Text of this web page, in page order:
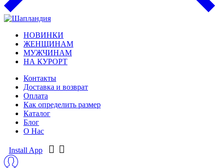
НОВИНКИ
ЖЕНЩИНАМ
МУЖЧИНАМ
НА КУРОРТ
Контакты
Доставка и возврат
Оплата
Как определить размер
Каталог
Блог
О Нас
Install App